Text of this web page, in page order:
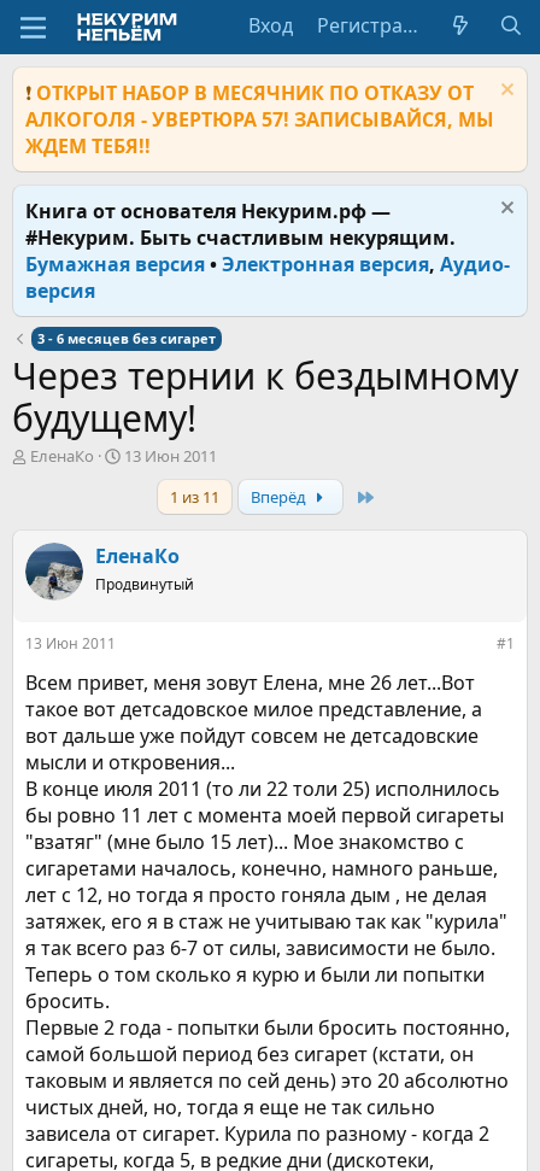
Вход Регистрация
❗ ОТКРЫТ НАБОР В МЕСЯЧНИК ПО ОТКАЗУ ОТ
АЛКОГОЛЯ - УВЕРТЮРА 57! ЗАПИСЫВАЙСЯ, МЫ
ЖДЕМ ТЕБЯ!!
Книга от основателя Некурим.рф —
#Некурим. Быть счастливым некурящим.
Бумажная версия•Электронная версия, Аудио-
версия
3 - 6 месяцев без сигарет
Через тернии к бездымному
будущему!
А
т
е
ЕленаКо
Д
а
ч
13 Июн 2011
1 из 11
Вперёд
ЕленаКо
Продвинутый
13 Июн 2011 #1
Всем привет, меня зовут Елена, мне 26 лет...Вот
такое вот детсадовское милое представление, а
вот дальше уже пойдут совсем не детсадовские
мысли и откровения...
В конце июля 2011 (то ли 22 толи 25) исполнилось
бы ровно 11 лет с момента моей первой сигареты
"взатяг" (мне было 15 лет)... Мое знакомство с
сигаретами началось, конечно, намного раньше,
лет с 12, но тогда я просто гоняла дым , не делая
затяжек, его я в стаж не учитываю так как "курила"
я так всего раз 6-7 от силы, зависимости не было.
Теперь о том сколько я курю и были ли попытки
бросить.
Первые 2 года - попытки были бросить постоянно,
самой большой период без сигарет (кстати, он
таковым и является по сей день) это 20 абсолютно
чистых дней, но, тогда я еще не так сильно
зависела от сигарет. Курила по разному - когда 2
сигареты, когда 5, в редкие дни (дискотеки,